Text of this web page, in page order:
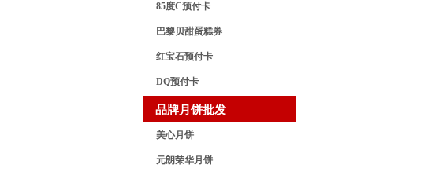
85度C预付卡
巴黎贝甜蛋糕券
红宝石预付卡
DQ预付卡
品牌月饼批发
美心月饼
元朗荣华月饼